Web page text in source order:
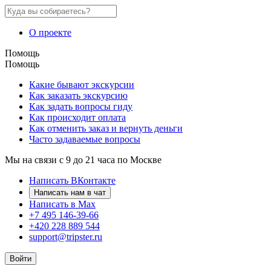
О проекте
Помощь
Помощь
Какие бывают экскурсии
Как заказать экскурсию
Как задать вопросы гиду
Как происходит оплата
Как отменить заказ и вернуть деньги
Часто задаваемые вопросы
Мы на связи с 9 до 21 часа по Москве
Написать ВКонтакте
Написать нам в чат
Написать в Max
+7 495 146-39-66
+420 228 889 544
support@tripster.ru
Войти